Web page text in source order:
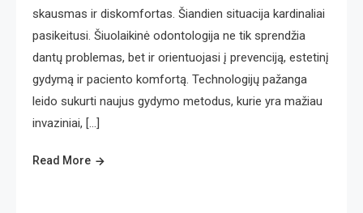
skausmas ir diskomfortas. Šiandien situacija kardinaliai
pasikeitusi. Šiuolaikinė odontologija ne tik sprendžia
dantų problemas, bet ir orientuojasi į prevenciją, estetinį
gydymą ir paciento komfortą. Technologijų pažanga
leido sukurti naujus gydymo metodus, kurie yra mažiau
invaziniai, […]
Read More